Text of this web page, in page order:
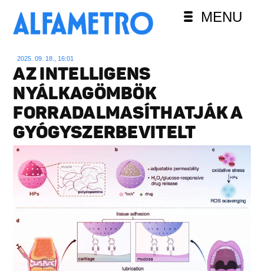
MENU
2025. 09. 18., 16:01
AZ INTELLIGENS
NYÁLKAGÖMBÖK
FORRADALMASÍTHATJÁK A
GYÓGYSZERBEVITELT